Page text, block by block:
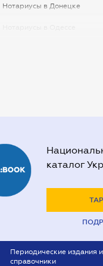
Нотариусы в Донецке
каталог
Периодические издания и
справочники